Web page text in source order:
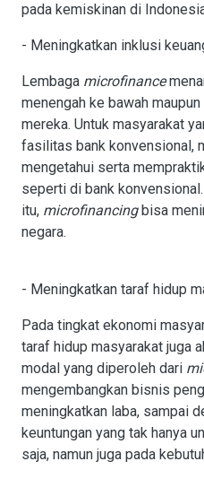
pada kemiskinan di
- Meningkatkan inklusi
Lembaga microfinance
menengah ke bawah
mereka. Untuk masyarakat
fasilitas bank konvensional,
mengetahui serta
seperti di bank
itu, microfinancingbisa
negara.
- Meningkatkan taraf hidup
Pada tingkat ekonomi
taraf hidup masyarakat juga
modal yang diperoleh dari
mengembangkan bisnis
meningkatkan laba, sampai
keuntungan yang tak hanya
saja, namun juga pada